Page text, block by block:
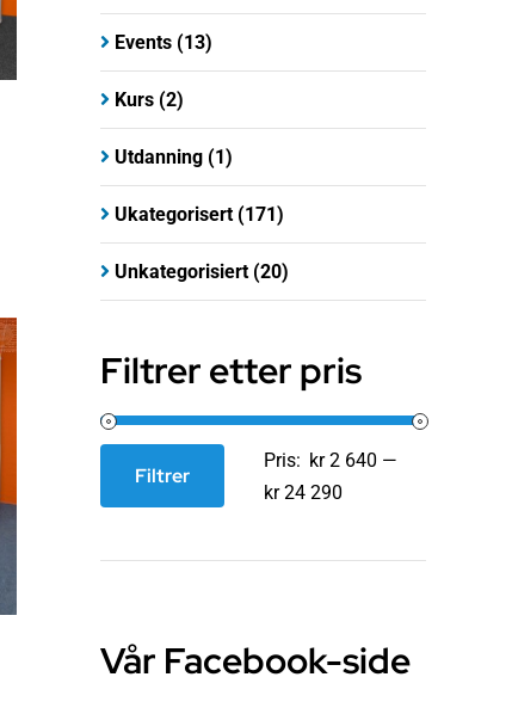
Events (13)
Kurs (2)
Utdanning (1)
Ukategorisert (171)
Unkategorisiert (20)
Filtrer etter pris
Min.
Makspris
Filtrer
Pris: kr 2 640 —
kr 24 290
Vår Facebook-side